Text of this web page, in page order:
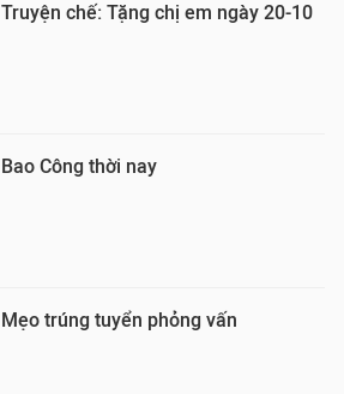
Truyện chế: Tặng chị em ngày 20-10
Bao Công thời nay
Mẹo trúng tuyển phỏng vấn